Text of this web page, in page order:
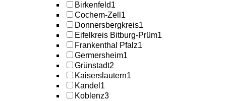
Birkenfeld1
Cochem-Zell 1
Donnersbergkreis1
Eifelkreis Bitburg-Prüm1
Frankenthal Pfalz1
Germersheim1
Grünstadt2
Kaiserslautern1
Kandel 1
Koblenz3